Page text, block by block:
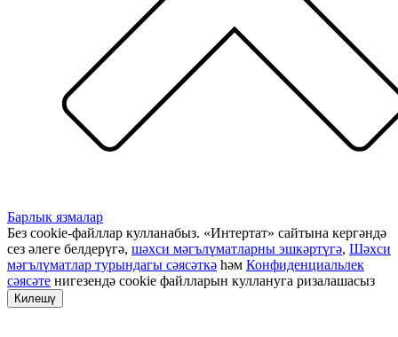
Барлык язмалар
Без cookie-файллар кулланабыз. «Интертат» сайтына кергәндә
сез әлеге белдерүгә, шәхси мәгълүматларны эшкәртүгә, Шәхси
мәгълүматлар турындагы сәясәткә һәм Конфиденциальлек
сәясәте нигезендә cookie файлларын куллануга ризалашасыз
Килешү